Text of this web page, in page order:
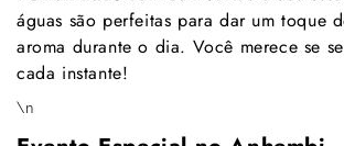
águas são perfeitas para dar um toque
aroma durante o dia. Você merece se
cada instante!
\n